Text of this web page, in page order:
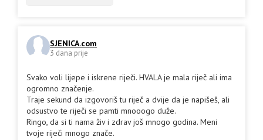
SJENICA.com
3 dana prije
Svako voli lijepe i iskrene riječi. HVALA je mala riječ ali ima
ogromno značenje.
Traje sekund da izgovoriš tu riječ a dvije da je napišeš, ali
odsustvo te riječi se pamti mnooogo duže.
Ringo, da si ti nama živ i zdrav još mnogo godina. Meni
tvoje riječi mnogo znače.